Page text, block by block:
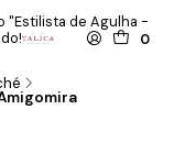
0
"Estilista de Agulha -